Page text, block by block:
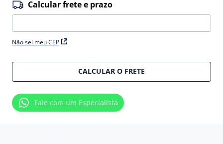
Não sei meu CEP
CALCULAR O FRETE
Fale com um Especialista